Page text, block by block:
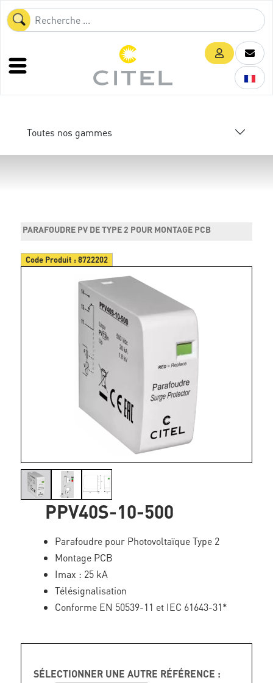
Toutes nos gammes
PARAFOUDRE PV DE TYPE 2 POUR MONTAGE PCB
Code Produit :8722202
PPV40S-10-500
Parafoudre pour Photovoltaïque Type 2
Montage PCB
Imax : 25 kA
Télésignalisation
Conforme EN 50539-11 et IEC 61643-31*
SÉLECTIONNER UNE AUTRE RÉFÉRENCE :